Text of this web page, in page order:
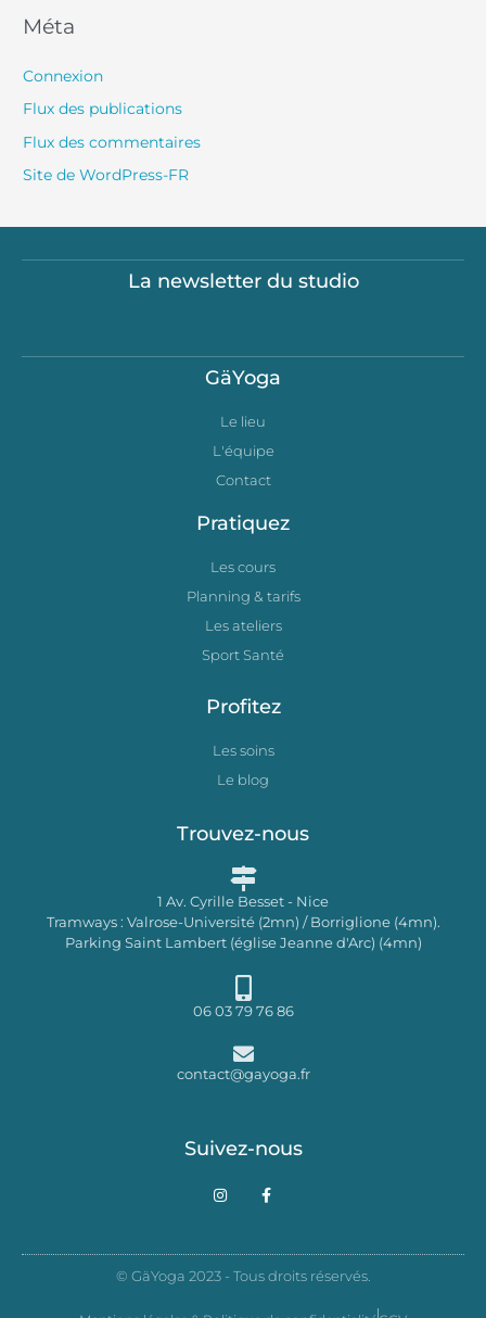
Méta
Connexion
Flux des publications
Flux des commentaires
Site de WordPress-FR
La newsletter du studio
GäYoga
Le lieu
L'équipe
Contact
Pratiquez
Les cours
Planning & tarifs
Les ateliers
Sport Santé
Profitez
Les soins
Le blog
Trouvez-nous
1 Av. Cyrille Besset - Nice
Tramways : Valrose-Université (2mn) / Borriglione (4mn).
Parking Saint Lambert (église Jeanne d'Arc) (4mn)
06 03 79 76 86
contact@gayoga.fr
Suivez-nous
I
n
r
F
a
o
© GäYoga 2023 - Tous droits réservés.